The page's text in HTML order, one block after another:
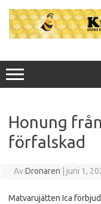
innehåll
Honung
förfalskad
AvDronaren juni 1,
Matvarujätten Ica